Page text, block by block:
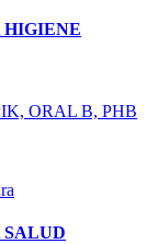
HIGIENE
ORAL B, PHB
SALUD